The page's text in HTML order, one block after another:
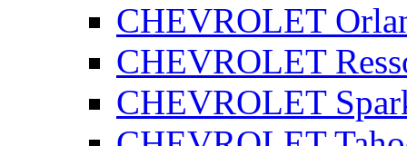
CHEVROLET
CHEVROLET
CHEVROLET